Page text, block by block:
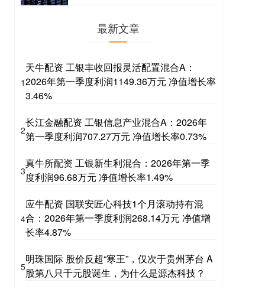
最新文章
1
天牛配资 工银丰收回报灵活配置混合A：
2026年第一季度利润1149.36万元 净值增长率
3.46%
2
长江金融配资 工银信息产业混合A：2026年
第一季度利润707.27万元 净值增长率0.73%
3
真牛所配资 工银新生利混合：2026年第一季
度利润96.68万元 净值增长率1.49%
4
应牛配资 国联安匠心科技1个月滚动持有混
合：2026年第一季度利润268.14万元 净值增
长率4.87%
5
明珠国际 股价反超“寒王”，仅次于贵州茅台 A
股第八只千元股诞生，为什么是源杰科技？